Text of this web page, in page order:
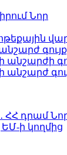
Նոր
անշարժ
ՀՀ դրամ
ի կողմից